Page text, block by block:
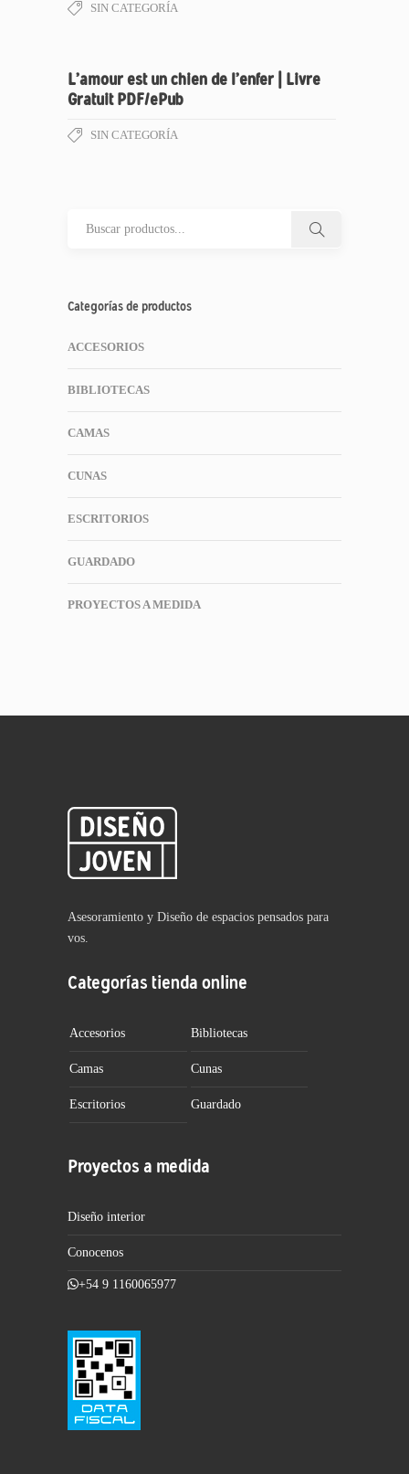
SIN CATEGORÍA
L’amour est un chien de l’enfer | Livre
Gratuit PDF/ePub
SIN CATEGORÍA
Categorías de productos
ACCESORIOS
BIBLIOTECAS
CAMAS
CUNAS
ESCRITORIOS
GUARDADO
PROYECTOS A MEDIDA
Asesoramiento y Diseño de espacios pensados para
vos.
Categorías tienda online
Accesorios Bibliotecas
Camas Cunas
Escritorios Guardado
Proyectos a medida
Diseño interior
Conocenos
+54 9 1160065977